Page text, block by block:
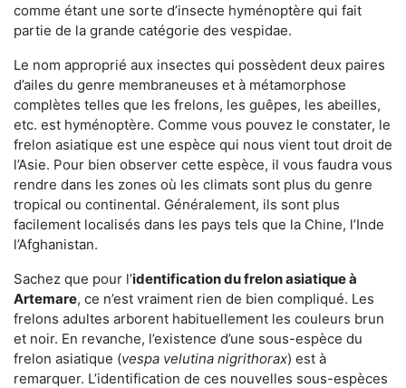
comme étant une sorte d’insecte hyménoptère qui fait
partie de la grande catégorie des vespidae.
Le nom approprié aux insectes qui possèdent deux paires
d’ailes du genre membraneuses et à métamorphose
complètes telles que les frelons, les guêpes, les abeilles,
etc. est hyménoptère. Comme vous pouvez le constater, le
frelon asiatique est une espèce qui nous vient tout droit de
l’Asie. Pour bien observer cette espèce, il vous faudra vous
rendre dans les zones où les climats sont plus du genre
tropical ou continental. Généralement, ils sont plus
facilement localisés dans les pays tels que la Chine, l’Inde
l’Afghanistan.
Sachez que pour l’identification du frelon asiatiqueà
Artemare, ce n’est vraiment rien de bien compliqué. Les
frelons adultes arborent habituellement les couleurs brun
et noir. En revanche, l’existence d’une sous-espèce du
frelon asiatique (vespa velutina nigrithorax) est à
remarquer. L’identification de ces nouvelles sous-espèces